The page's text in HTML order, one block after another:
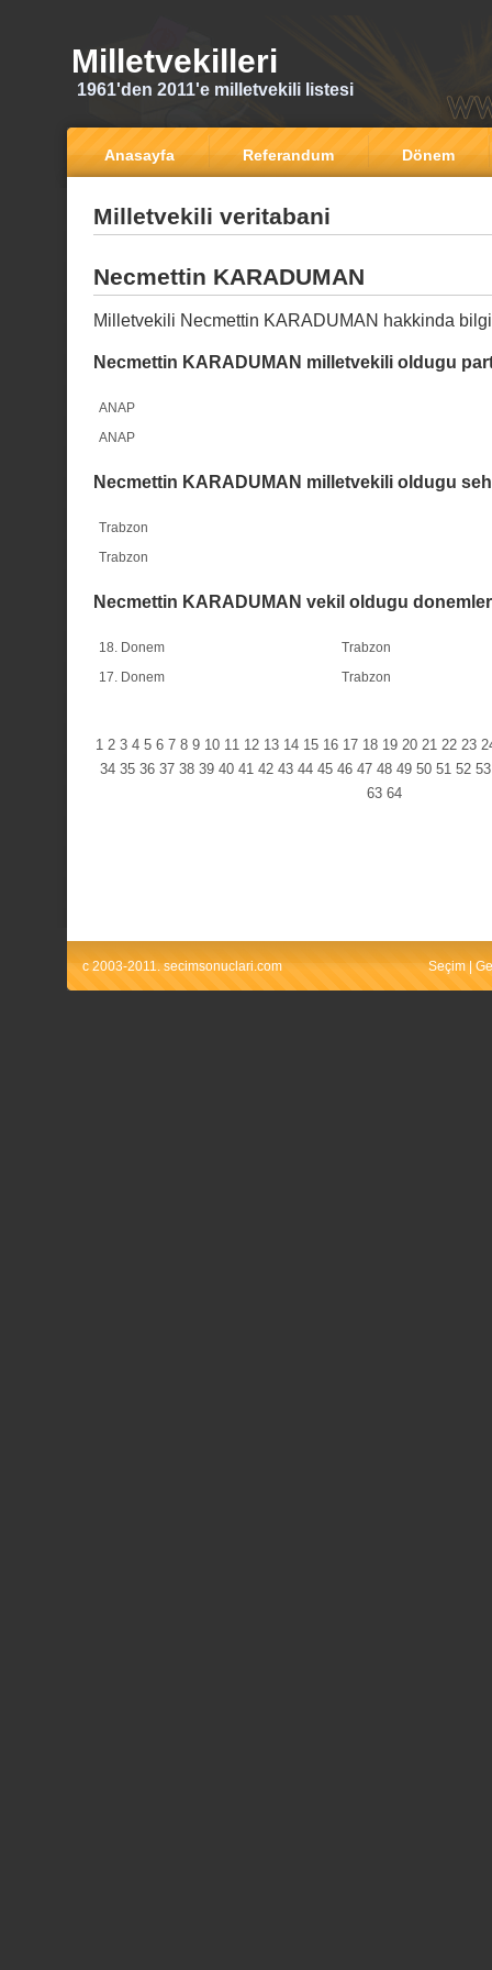
Milletvekilleri
1961'den 2011'e milletvekili listesi
Anasayfa Referandum Dönem
Milletvekili veritabani
Necmettin KARADUMAN
Milletvekili Necmettin KARADUMAN hakkinda bilgi
Necmettin KARADUMAN milletvekili oldugu
ANAP
ANAP
Necmettin KARADUMAN milletvekili oldugu
Trabzon
Trabzon
Necmettin KARADUMAN vekil oldugu donemler
18. Donem
Trabzon
17. Donem
Trabzon
1 2 3 4 5 6 7 8 9 10 11 12 13 14 15 16 17 18 19 20 21 22 23
34 35 36 37 38 39 40 41 42 43 44 45 46 47 48 49 50 51 52 53
63 64
c 2003-2011. secimsonuclari.com Seçim